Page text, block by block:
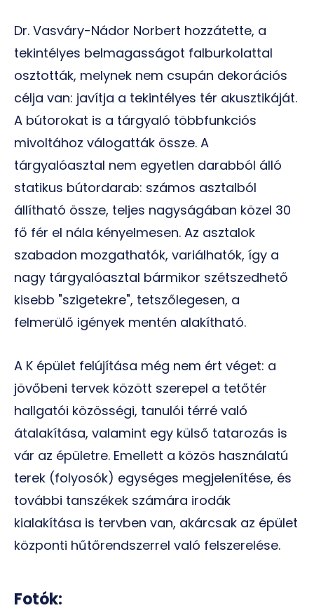
Dr. Vasváry-Nádor Norbert hozzátette, a
tekintélyes belmagasságot falburkolattal
osztották, melynek nem csupán dekorációs
célja van: javítja a tekintélyes tér akusztikáját.
A bútorokat is a tárgyaló többfunkciós
mivoltához válogatták össze. A
tárgyalóasztal nem egyetlen darabból álló
statikus bútordarab: számos asztalból
állítható össze, teljes nagyságában közel 30
fő fér el nála kényelmesen. Az asztalok
szabadon mozgathatók, variálhatók, így a
nagy tárgyalóasztal bármikor szétszedhető
kisebb "szigetekre", tetszőlegesen, a
felmerülő igények mentén alakítható.
A K épület felújítása még nem ért véget: a
jövőbeni tervek között szerepel a tetőtér
hallgatói közösségi, tanulói térré való
átalakítása, valamint egy külső tatarozás is
vár az épületre. Emellett a közös használatú
terek (folyosók) egységes megjelenítése, és
további tanszékek számára irodák
kialakítása is tervben van, akárcsak az épület
központi hűtőrendszerrel való felszerelése.
Fotók: